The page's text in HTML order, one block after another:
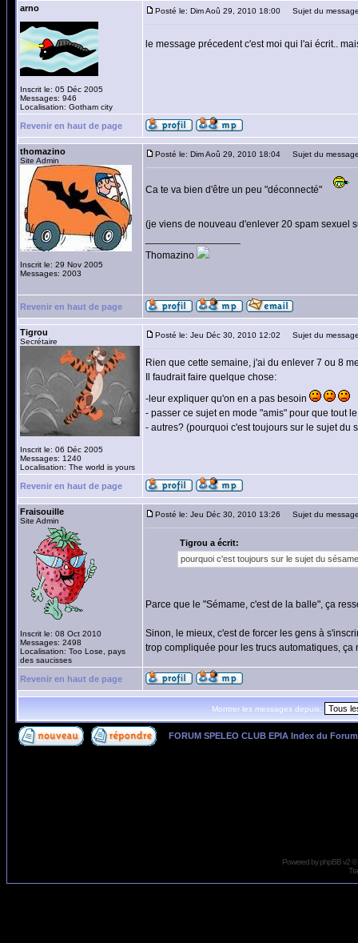
arno
Inscrit le: 05 Déc 2005
Messages: 946
Localisation: Gotham city
Posté le: Dim Aoû 29, 2010 18:00 Sujet du
le message précedent c'est moi qui l'ai écrit..
Revenir en haut de page
thomazino
Site Admin
Inscrit le: 29 Nov 2005
Messages: 2003
Posté le: Dim Aoû 29, 2010 18:04 Sujet du
Ca te va bien d'être un peu "déconnecté"
(je viens de nouveau d'enlever 20 spam sexuel
Thomazino
Revenir en haut de page
Tigrou
Secrétaire
Inscrit le: 06 Déc 2005
Messages: 1240
Localisation: The world is yours
Posté le: Jeu Déc 30, 2010 12:02 Sujet du
Rien que cette semaine, j'ai du enlever 7 ou 8
Il faudrait faire quelque chose:
-leur expliquer qu'on en a pas besoin
- passer ce sujet en mode "amis" pour que tout
- autres? (pourquoi c'est toujours sur le sujet du
Revenir en haut de page
Fraisouille
Site Admin
Inscrit le: 08 Oct 2010
Messages: 2498
Localisation: Too Lose, pays
des saucisses
Posté le: Jeu Déc 30, 2010 13:26 Sujet du
Tigrou a écrit:
pourquoi c'est toujours sur le sujet du
Parce que le "Sémame, c'est de la balle", ça
Sinon, le mieux, c'est de forcer les gens à
trop compliquée pour les trucs automatiques,
Revenir en haut de page
Montrer les messages depuis:
FORUM SPELEO CLUB EPIA Index du Forum
Powered byphpBBv2 ©